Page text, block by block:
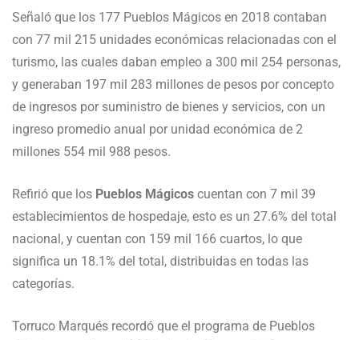
Señaló que los 177 Pueblos Mágicos en 2018 contaban
con 77 mil 215 unidades económicas relacionadas con el
turismo, las cuales daban empleo a 300 mil 254 personas,
y generaban 197 mil 283 millones de pesos por concepto
de ingresos por suministro de bienes y servicios, con un
ingreso promedio anual por unidad económica de 2
millones 554 mil 988 pesos.
Refirió que los Pueblos Mágicos cuentan con 7 mil 39
establecimientos de hospedaje, esto es un 27.6% del total
nacional, y cuentan con 159 mil 166 cuartos, lo que
significa un 18.1% del total, distribuidas en todas las
categorías.
Torruco Marqués recordó que el programa de Pueblos